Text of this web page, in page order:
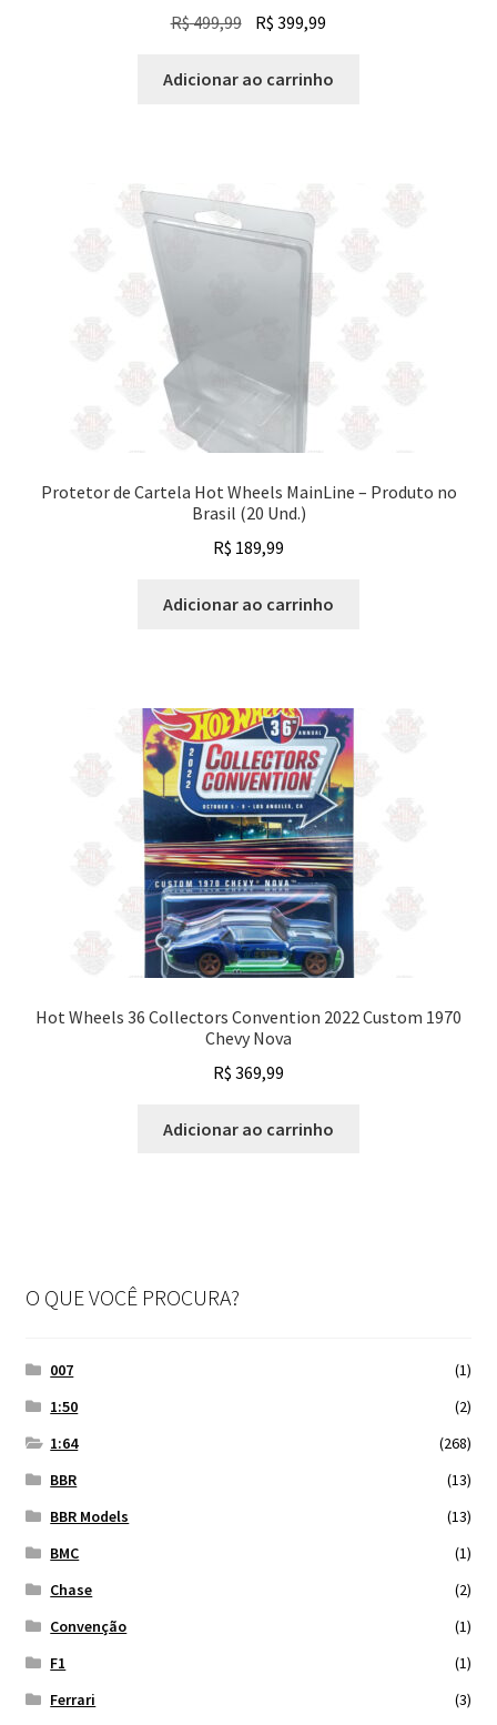
R$499,99
original
R$ 399,99
atual
Adicionar ao carrinho
Protetor de Cartela Hot Wheels MainLine – Produto no
Brasil (20 Und.)
R$ 189,99
Adicionar ao carrinho
Hot Wheels 36 Collectors Convention 2022 Custom 1970
Chevy Nova
R$ 369,99
Adicionar ao carrinho
O QUE VOCÊ PROCURA?
007
(1)
1:50
(2)
1:64
(268)
BBR
(13)
BBR Models
(13)
BMC
(1)
Chase
(2)
Convenção
(1)
F1
(1)
Ferrari
(3)